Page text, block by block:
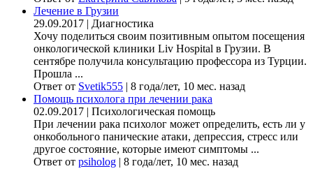
Лечение в Грузии
29.09.2017 | Диагностика
Хочу поделиться своим позитивным опытом посещения
онкологической клиники Liv Hospital в Грузии. В
сентябре получила консультацию профессора из Турции.
Прошла ...
Ответ от Svetik555 | 8 года/лет, 10 мес. назад
Помощь психолога при лечении рака
02.09.2017 | Психологическая помощь
При лечении рака психолог может определить, есть ли у
онкобольного панические атаки, депрессия, стресс или
другое состояние, которые имеют симптомы ...
Ответ от psiholog | 8 года/лет, 10 мес. назад